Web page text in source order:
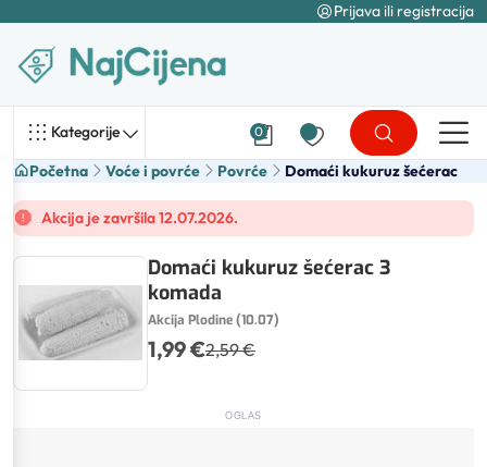
Prijava ili registracija
Kategorije 0
Početna Voće i povrće Povrće Domaći kukuruz šećerac
Akcija je završila 12.07.2026.
Domaći kukuruz šećerac 3
komada
Akcija Plodine (10.07)
1,99 €2,59 €
OGLAS